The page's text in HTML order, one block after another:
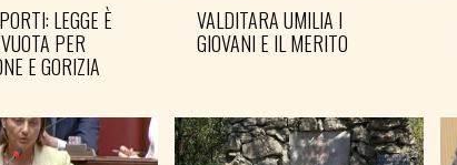
LEGGE È
PER
E GORIZIA
VALDITARA UMILIA I
GIOVANI E IL MERITO